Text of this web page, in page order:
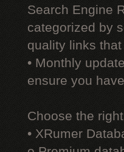
Search Engine
categorized by
quality links
• Monthly
ensure you
Choose the
• XRumer